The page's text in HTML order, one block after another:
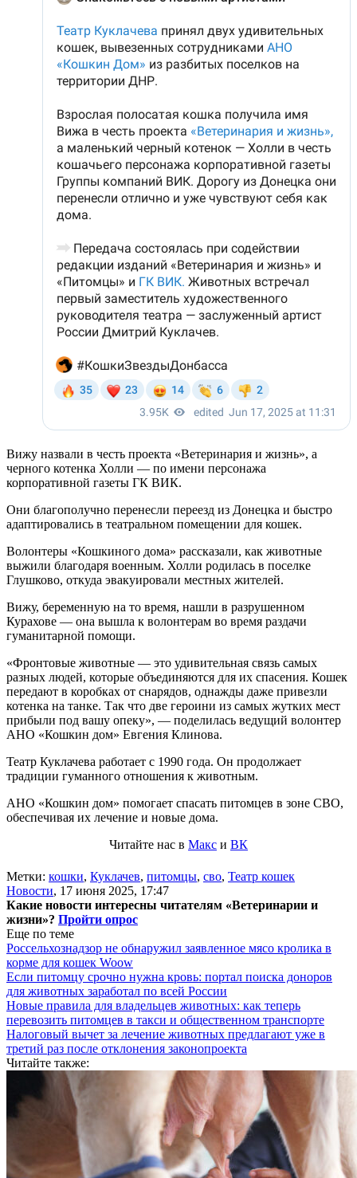
Вижу назвали в честь проекта «Ветеринария и жизнь», а
черного котенка Холли — по имени персонажа
корпоративной газеты ГК ВИК.
Они благополучно перенесли переезд из Донецка и быстро
адаптировались в театральном помещении для кошек.
Волонтеры «Кошкиного дома» рассказали, как животные
выжили благодаря военным. Холли родилась в поселке
Глушково, откуда эвакуировали местных жителей.
Вижу, беременную на то время, нашли в разрушенном
Курахове — она вышла к волонтерам во время раздачи
гуманитарной помощи.
«Фронтовые животные — это удивительная связь самых
разных людей, которые объединяются для их спасения. Кошек
передают в коробках от снарядов, однажды даже привезли
котенка на танке. Так что две героини из самых жутких мест
прибыли под вашу опеку», — поделилась ведущий волонтер
АНО «Кошкин дом» Евгения Клинова.
Театр Куклачева работает с 1990 года. Он продолжает
традиции гуманного отношения к животным.
АНО «Кошкин дом» помогает спасать питомцев в зоне СВО,
обеспечивая их лечение и новые дома.
Читайте нас в Макс и ВК
Метки: кошки, Куклачев, питомцы, сво, Театр кошек
Новости, 17 июня 2025, 17:47
Какие новости интересны читателям «Ветеринарии и
жизни»? Пройти опрос
Еще по теме
Россельхознадзор не обнаружил заявленное мясо кролика в
корме для кошек Woow
Если питомцу срочно нужна кровь: портал поиска доноров
для животных заработал по всей России
Новые правила для владельцев животных: как теперь
перевозить питомцев в такси и общественном транспорте
Налоговый вычет за лечение животных предлагают уже в
третий раз после отклонения законопроекта
Читайте также: